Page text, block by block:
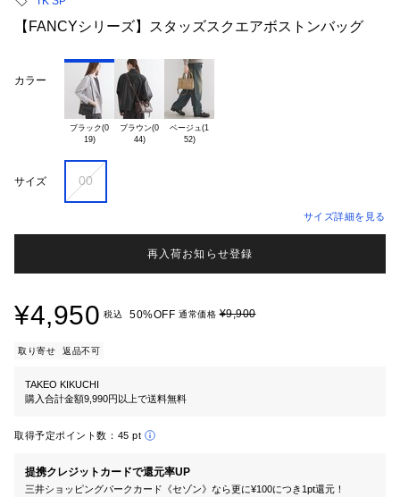
【FANCYシリーズ】スタッズスクエアボストンバッグ
カラー
ブラック(0
19)
ブラウン(0
44)
ベージュ(1
52)
サイズ 00
サイズ詳細を見る
再入荷お知らせ登録
¥4,950 税込 50%OFF 通常価格¥9,900
取り寄せ 返品不可
TAKEO KIKUCHI
購入合計金額9,990円以上で送料無料
取得予定ポイント数： 45 pt
提携クレジットカードで還元率UP
三井ショッピングパークカード《セゾン》なら更に¥100につき1pt還元！